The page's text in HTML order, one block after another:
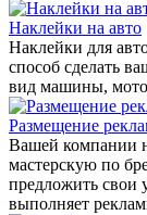
Наклейки на авто
Наклейки для
способ сделать
вид машины,
Размещение
Вашей компании
мастерскую по
предложить свои
выполняет